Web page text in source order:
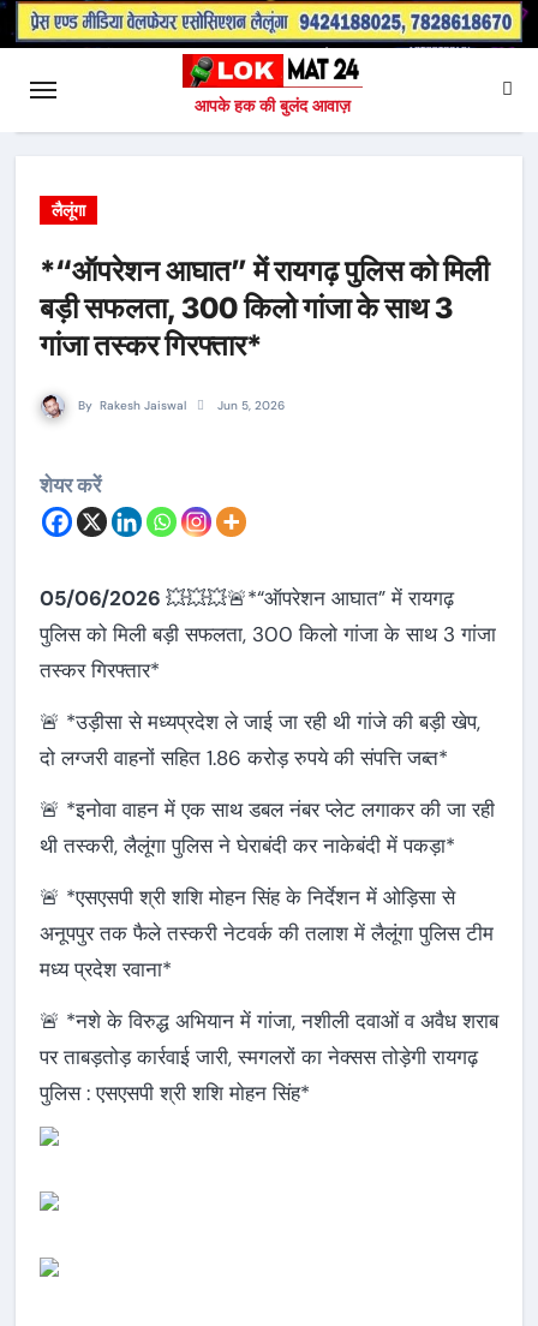
आपके हक की बुलंद आवाज़
लैलूंगा
*“ऑपरेशन आघात” में रायगढ़ पुलिस को मिली
बड़ी सफलता, 300 किलो गांजा के साथ 3
गांजा तस्कर गिरफ्तार*
By Rakesh Jaiswal Jun 5, 2026
शेयर करें
05/06/2026 💥💥💥🚨*“ऑपरेशन आघात” में रायगढ़
पुलिस को मिली बड़ी सफलता, 300 किलो गांजा के साथ 3 गांजा
तस्कर गिरफ्तार*
🚨 *उड़ीसा से मध्यप्रदेश ले जाई जा रही थी गांजे की बड़ी खेप,
दो लग्जरी वाहनों सहित 1.86 करोड़ रुपये की संपत्ति जब्त*
🚨 *इनोवा वाहन में एक साथ डबल नंबर प्लेट लगाकर की जा रही
थी तस्करी, लैलूंगा पुलिस ने घेराबंदी कर नाकेबंदी में पकड़ा*
🚨 *एसएसपी श्री शशि मोहन सिंह के निर्देशन में ओड़िसा से
अनूपपुर तक फैले तस्करी नेटवर्क की तलाश में लैलूंगा पुलिस टीम
मध्य प्रदेश रवाना*
🚨 *नशे के विरुद्ध अभियान में गांजा, नशीली दवाओं व अवैध शराब
पर ताबड़तोड़ कार्रवाई जारी, स्मगलरों का नेक्सस तोड़ेगी रायगढ़
पुलिस : एसएसपी श्री शशि मोहन सिंह*